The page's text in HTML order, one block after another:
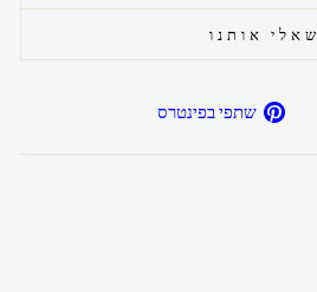
שאלי אותנו
שתפ/י שתפי בפינטרס